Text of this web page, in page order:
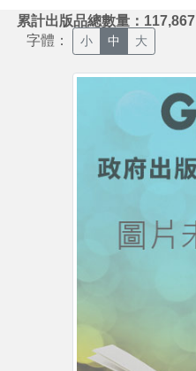
累計出版品總數量：117,867
字體： 小 中 大